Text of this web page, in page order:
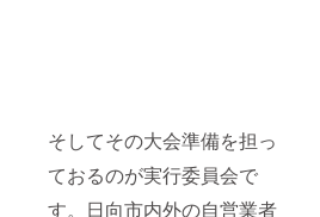
そしてその大会準備を担っ
ておるのが実行委員会で
す。日向市内外の自営業者